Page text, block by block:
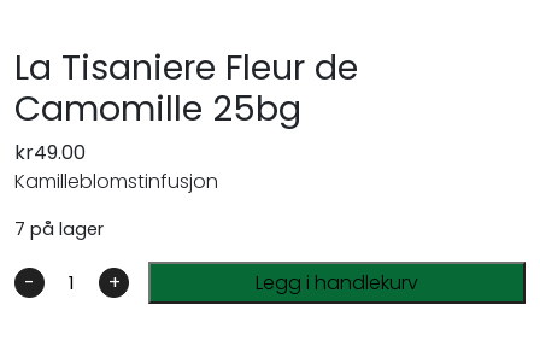
La Tisaniere Fleur de
Camomille 25bg
kr49.00
Kamilleblomstinfusjon
7 på lager
- + Legg i handlekurv